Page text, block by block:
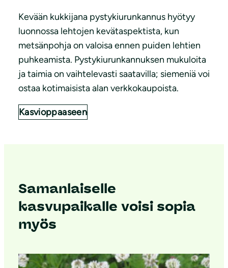
Kevään kukkijana pystykiurunkannus hyötyy
luonnossa lehtojen kevätaspektista, kun
metsänpohja on valoisa ennen puiden lehtien
puhkeamista. Pystykiurunkannuksen mukuloita
ja taimia on vaihtelevasti saatavilla; siemeniä voi
ostaa kotimaisista alan verkkokaupoista.
Kasvioppaaseen
Samanlaiselle
kasvupaikalle voisi sopia
myös